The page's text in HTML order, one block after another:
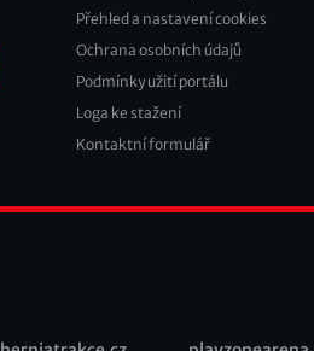
Footer
2
Přehled a nastavení cookies
Ochrana osobních údajů
Podmínky užití portálu
Loga ke stažení
Kontaktní formulář